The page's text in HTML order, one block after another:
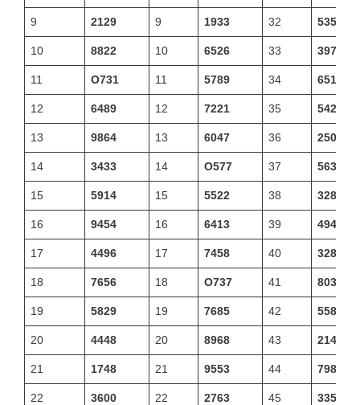
9 2129 9 1933 32 5358
10 8822 10 6526 33 3978
11 Ο731 11 5789 34 6514
12 6489 12 7221 35 5428
13 9864 13 6047 36 2508
14 3433 14 Ο577 37 5637
15 5914 15 5522 38 3280
16 9454 16 6413 39 4943
17 4496 17 7458 40 3286
18 7656 18 Ο737 41 8032
19 5829 19 7685 42 5587
20 4448 20 8968 43 2142
21 1748 21 9553 44 7984
22 3600 22 2763 45 3354